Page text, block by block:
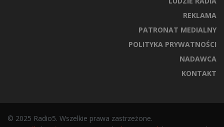
REKLAMA
PATRONAT MEDIALNY
POLITYKA PRYWATNOŚCI
NADAWCA
KONTAKT
© 2025 Radio5. Wszelkie prawa zastrzeżone.